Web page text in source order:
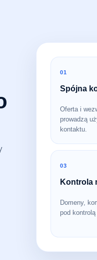
01
Spójna
Oferta i
prowadzą
kontaktu.
03
Kontrola
Domeny,
pod kontrolą